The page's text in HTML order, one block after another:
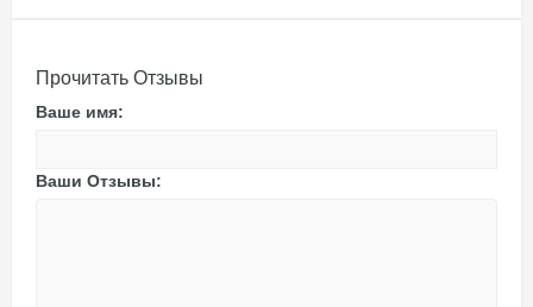
Прочитать Отзывы
Ваше имя:
Ваши Отзывы: